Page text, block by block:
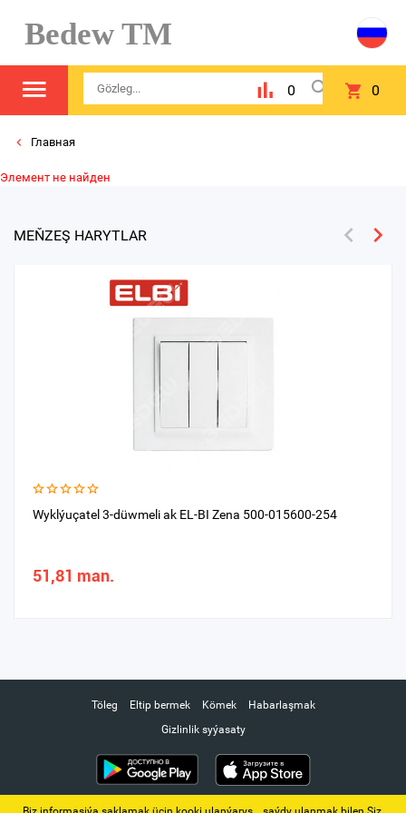
Bedew TM
0 0
Главная
Элемент не найден
MEŇZEŞ HARYTLAR
Wyklýuçatel 3-düwmeli ak EL-BI Zena 500-015600-254
51,81 man.
Töleg Eltip bermek Kömek
Habarlaşmak
Gizlinlik syýasaty